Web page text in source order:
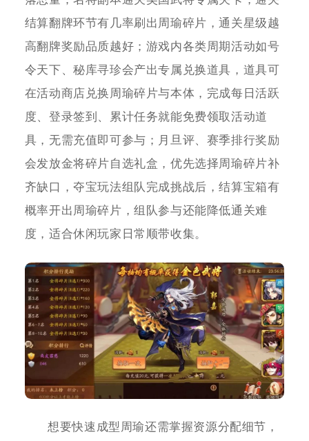
结算翻牌环节有几率刷出周瑜碎片，通关星级越
高翻牌奖励品质越好；游戏内各类周期活动如号
令天下、秘库寻珍会产出专属兑换道具，道具可
在活动商店兑换周瑜碎片与本体，完成每日活跃
度、登录签到、累计任务就能免费领取活动道
具，无需充值即可参与；月旦评、赛季排行奖励
会发放金将碎片自选礼盒，优先选择周瑜碎片补
齐缺口，夺宝玩法组队完成挑战后，结算宝箱有
概率开出周瑜碎片，组队参与还能降低通关难
度，适合休闲玩家日常顺带收集。
想要快速成型周瑜还需掌握资源分配细节，